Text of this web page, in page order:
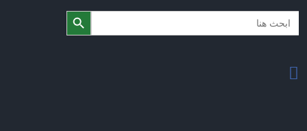
Search
Search Button